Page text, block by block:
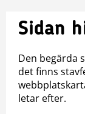
Sidan
Den begärda
det finns
letar efter.